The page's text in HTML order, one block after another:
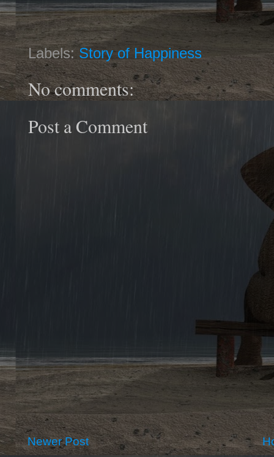
Labels: Story of Happiness
No comments:
Post a Comment
Newer Post